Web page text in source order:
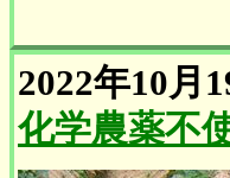
2022年10月
化学農薬不